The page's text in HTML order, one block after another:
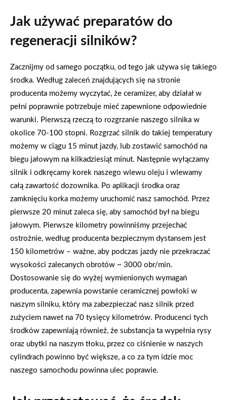
Jak używać preparatów do
regeneracji silników?
Zacznijmy od samego początku, od tego jak używa się takiego
środka. Według zaleceń znajdujących się na stronie
producenta możemy wyczytać, że ceramizer, aby działał w
pełni poprawnie potrzebuje mieć zapewnione odpowiednie
warunki. Pierwszą rzeczą to rozgrzanie naszego silnika w
okolice 70-100 stopni. Rozgrzać silnik do takiej temperatury
możemy w ciągu 15 minut jazdy, lub zostawić samochód na
biegu jałowym na kilkadziesiąt minut. Następnie wyłączamy
silnik i odkręcamy korek naszego wlewu oleju i wlewamy
całą zawartość dozownika. Po aplikacji środka oraz
zamknięciu korka możemy uruchomić nasz samochód. Przez
pierwsze 20 minut zaleca się, aby samochód był na biegu
jałowym. Pierwsze kilometry powinniśmy przejechać
ostrożnie, według producenta bezpiecznym dystansem jest
150 kilometrów – ważne, aby podczas jazdy nie przekraczać
wysokości zalecanych obrotów ~ 3000 obr/min.
Dostosowanie się do wyżej wymienionych wymagań
producenta, zapewnia powstanie ceramicznej powłoki w
naszym silniku, który ma zabezpieczać nasz silnik przed
zużyciem nawet na 70 tysięcy kilometrów. Producenci tych
środków zapewniają również, że substancja ta wypełnia rysy
oraz ubytki na naszym tłoku, przez co ciśnienie w naszych
cylindrach powinno być większe, a co za tym idzie moc
naszego samochodu powinna ulec poprawie.